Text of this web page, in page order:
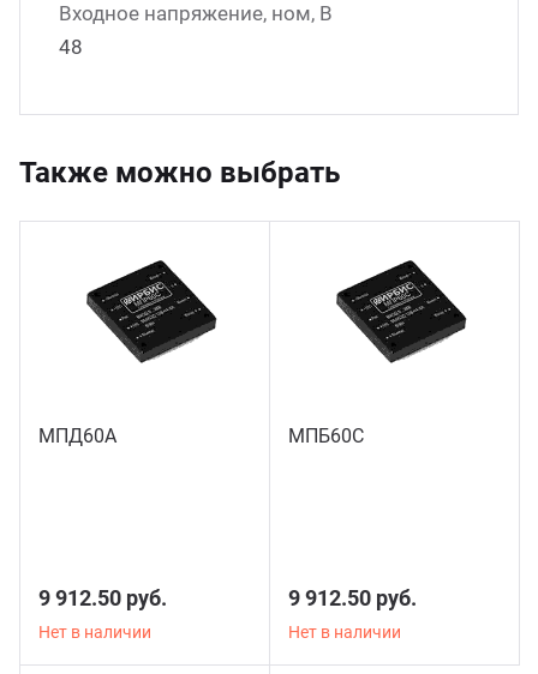
Входное напряжение, ном, В
48
Также можно выбрать
МПД60А
9 912.50 руб.
Нет в наличии
МПБ60С
9 912.50 руб.
Нет в наличии